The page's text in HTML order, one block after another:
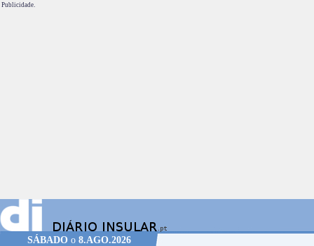
Publicidade.
SÁBADOo 8.AGO.2026